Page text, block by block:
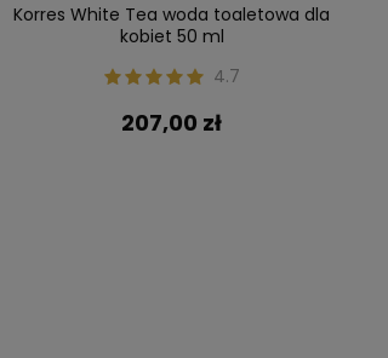
Korres White Tea woda toaletowa dla
kobiet 50 ml
4.7
207,00 zł